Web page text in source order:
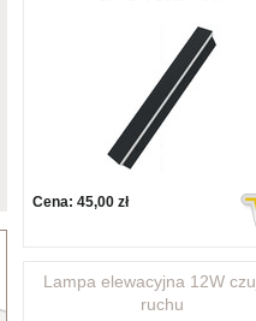
Cena: 45,00 zł
Lampa elewacyjna 12W
ruchu